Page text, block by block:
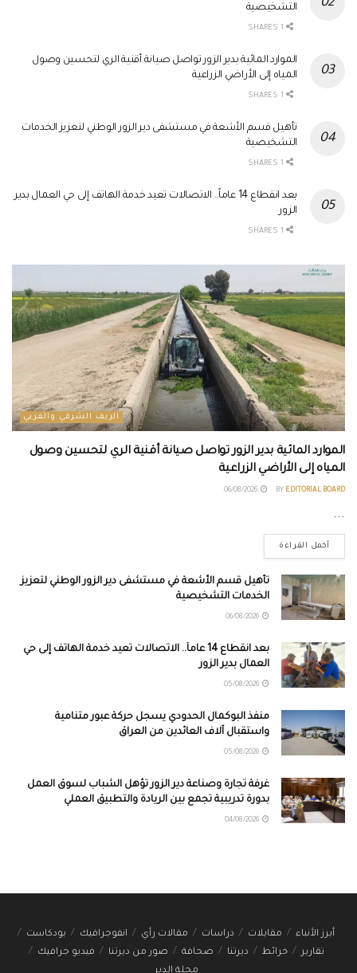
التشخيصية
الموارد المائية بدير الزور تواصل صيانة أقنية الري لتحسين وصول
المياه إلى الأراضي الزراعية
تأهيل قسم الأشعة في مستشفى دير الزور الوطني لتعزيز الخدمات
التشخيصية
بعد انقطاع 14 عاماً.. الاتصالات تعيد خدمة الهاتف إلى حي العمال بدير
الزور
الريف الشرقي والغربي
الموارد المائية بدير الزور تواصل صيانة أقنية الري لتحسين وصول
المياه إلى الأراضي الزراعية
BY EDITORIAL BOARD
...
أكمل القراءة
تأهيل قسم الأشعة في مستشفى دير الزور الوطني لتعزيز
الخدمات التشخيصية
بعد انقطاع 14 عاماً.. الاتصالات تعيد خدمة الهاتف إلى حي
العمال بدير الزور
منفذ البوكمال الحدودي يسجل حركة عبور متنامية
واستقبال آلاف العائدين من العراق
غرفة تجارة وصناعة دير الزور تؤهل الشباب لسوق العمل
بدورة تدريبية تجمع بين الريادة والتطبيق العملي
أبرز الأنباء مقابلات دراسات مقالات رأي انفوجرافيك
بودكاست
تقارير
خرائط ديرتنا صحافة صور من ديرتنا
فيديو جرافيك